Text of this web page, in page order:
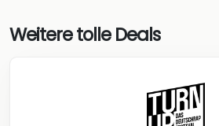
Weitere tolle Deals